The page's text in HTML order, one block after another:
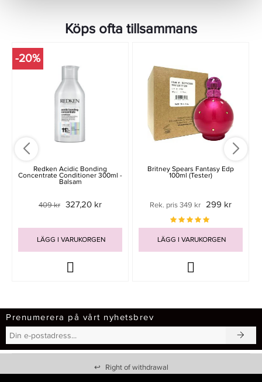
Köps ofta tillsammans
-20%
Redken Acidic Bonding
Concentrate Conditioner 300ml -
Balsam
409 kr 327,20 kr
LÄGG I VARUKORGEN
Britney Spears Fantasy Edp
100ml (Tester)
Rek. pris 349 kr 299 kr
LÄGG I VARUKORGEN
Prenumerera på vårt nyhetsbrev
↩ Right of withdrawal